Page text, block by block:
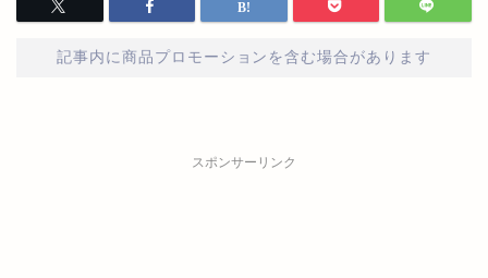
記事内に商品プロモーションを含む場合があります
スポンサーリンク